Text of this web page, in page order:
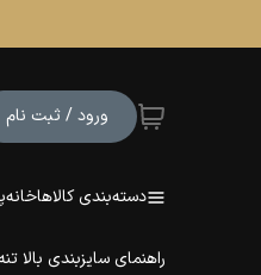
ورود / ثبت نام
دسته‌بندی کالاهاخانه
راهنمای سایزبندی بالا